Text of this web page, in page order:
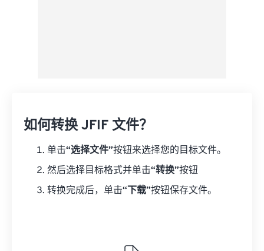
如何转换 JFIF 文件？
单击“选择文件”按钮来选择您的目标文件。
然后选择目标格式并单击“转换”按钮
转换完成后，单击“下载”按钮保存文件。